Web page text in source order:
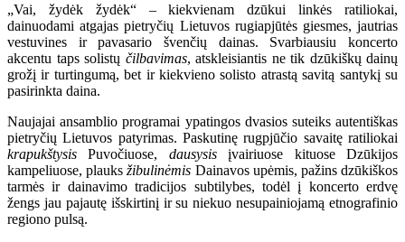
„Vai, žydėk žydėk“ – kiekvienam dzūkui linkės ratiliokai,
dainuodami atgajas pietryčių Lietuvos rugiapjūtės giesmes, jautrias
vestuvines ir pavasario švenčių dainas. Svarbiausiu koncerto
akcentu taps solistų čilbavimas, atskleisiantis ne tik dzūkiškų dainų
grožį ir turtingumą, bet ir kiekvieno solisto atrastą savitą santykį su
pasirinkta daina.
Naujajai ansamblio programai ypatingos dvasios suteiks autentiškas
pietryčių Lietuvos patyrimas. Paskutinę rugpjūčio savaitę ratiliokai
krapukštysis Puvočiuose, dausysisįvairiuose kituose Dzūkijos
kampeliuose, plauksžibulinėmis Dainavos upėmis, pažins dzūkiškos
tarmės ir dainavimo tradicijos subtilybes, todėl į koncerto erdvę
žengs jau pajautę išskirtinį ir su niekuo nesupainiojamą etnografinio
regiono pulsą.